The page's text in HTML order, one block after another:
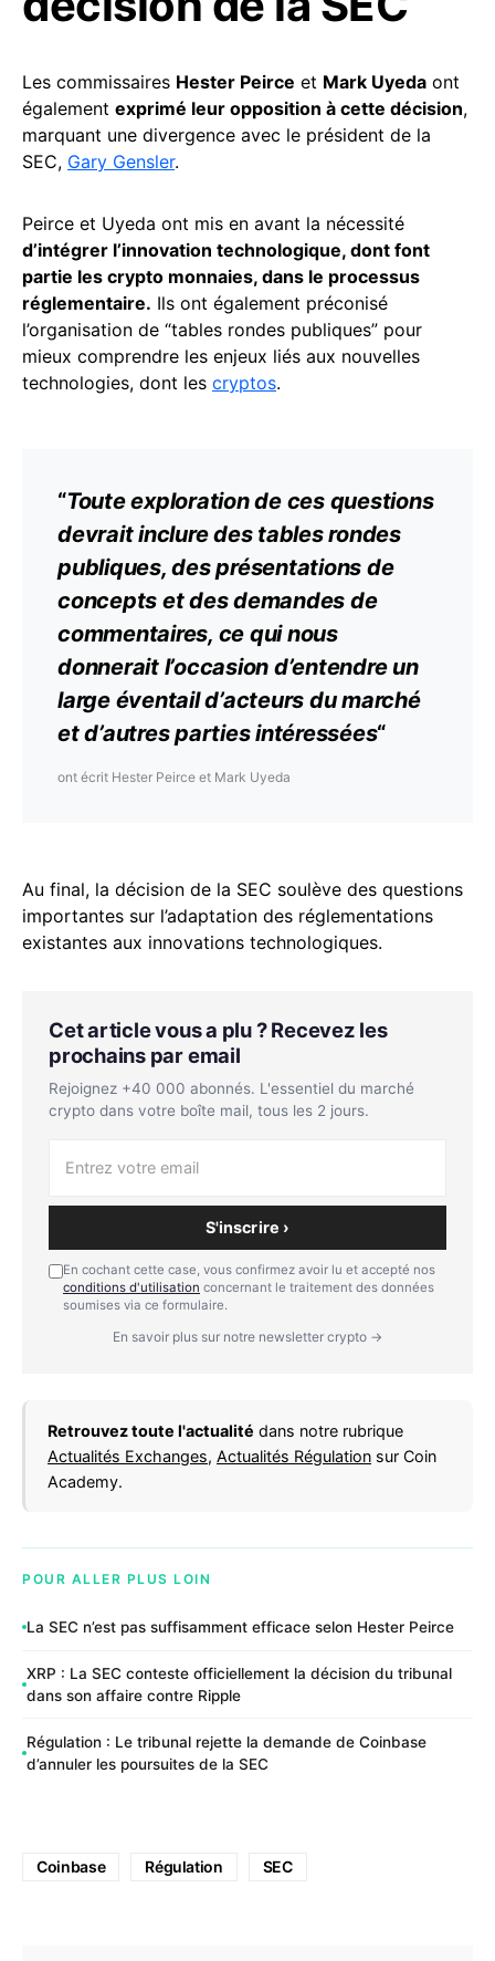
Les commissaires Hester Peirce et Mark Uyeda ont
également exprimé leur opposition à cette décision,
marquant une divergence avec le président de la
SEC, Gary Gensler.
Peirce et Uyeda ont mis en avant la nécessité
d’intégrer l’innovation technologique, dont font
partie les crypto monnaies, dans le processus
réglementaire. Ils ont également préconisé
l’organisation de “tables rondes publiques” pour
mieux comprendre les enjeux liés aux nouvelles
technologies, dont les cryptos.
“Toute exploration de ces questions
devrait inclure des tables rondes
publiques, des présentations de
concepts et des demandes de
commentaires, ce qui nous
donnerait l’occasion d’entendre un
large éventail d’acteurs du marché
et d’autres parties intéressées“
ont écrit Hester Peirce et Mark Uyeda
Au final, la décision de la SEC soulève des questions
importantes sur l’adaptation des réglementations
existantes aux innovations technologiques.
Cet article vous a plu ? Recevez les
prochains par email
Rejoignez +40 000 abonnés. L'essentiel du marché
crypto dans votre boîte mail, tous les 2 jours.
S'inscrire ›
En cochant cette case, vous confirmez avoir lu et accepté nos
conditions d'utilisation concernant le traitement des données
soumises via ce formulaire.
En savoir plus sur notre newsletter crypto →
Retrouvez toute l'actualité dans notre rubrique
Actualités Exchanges, Actualités Régulation sur Coin
Academy.
POUR ALLER PLUS LOIN
La SEC n’est pas suffisamment efficace selon Hester Peirce
XRP : La SEC conteste officiellement la décision du tribunal
dans son affaire contre Ripple
Régulation : Le tribunal rejette la demande de Coinbase
d’annuler les poursuites de la SEC
Coinbase Régulation SEC